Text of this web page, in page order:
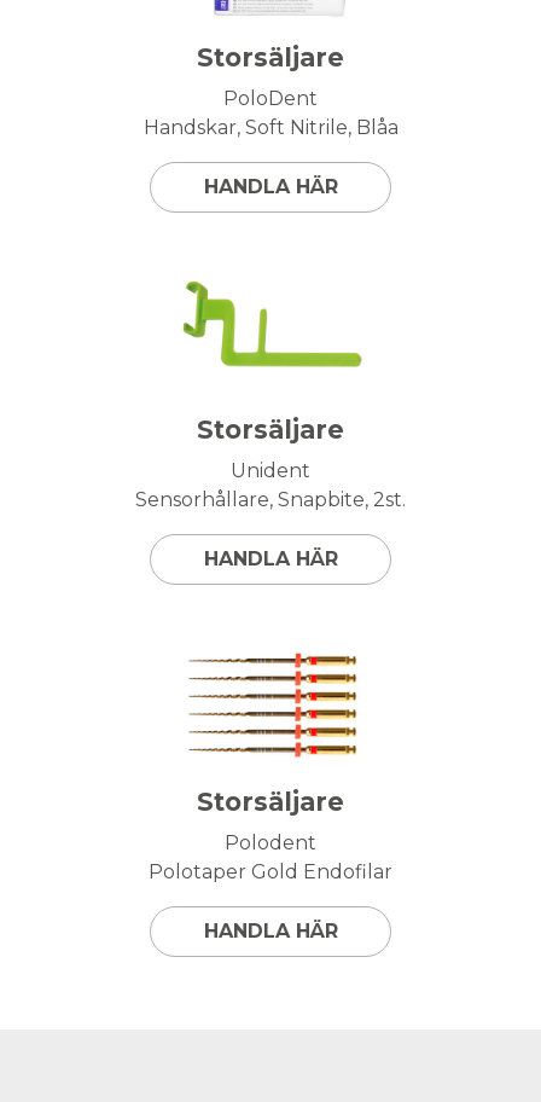
Storsäljare
PoloDent
Handskar, Soft Nitrile, Blåa
HANDLA HÄR
Storsäljare
Unident
Sensorhållare, Snapbite, 2st.
HANDLA HÄR
Storsäljare
Polodent
Polotaper Gold Endofilar
HANDLA HÄR